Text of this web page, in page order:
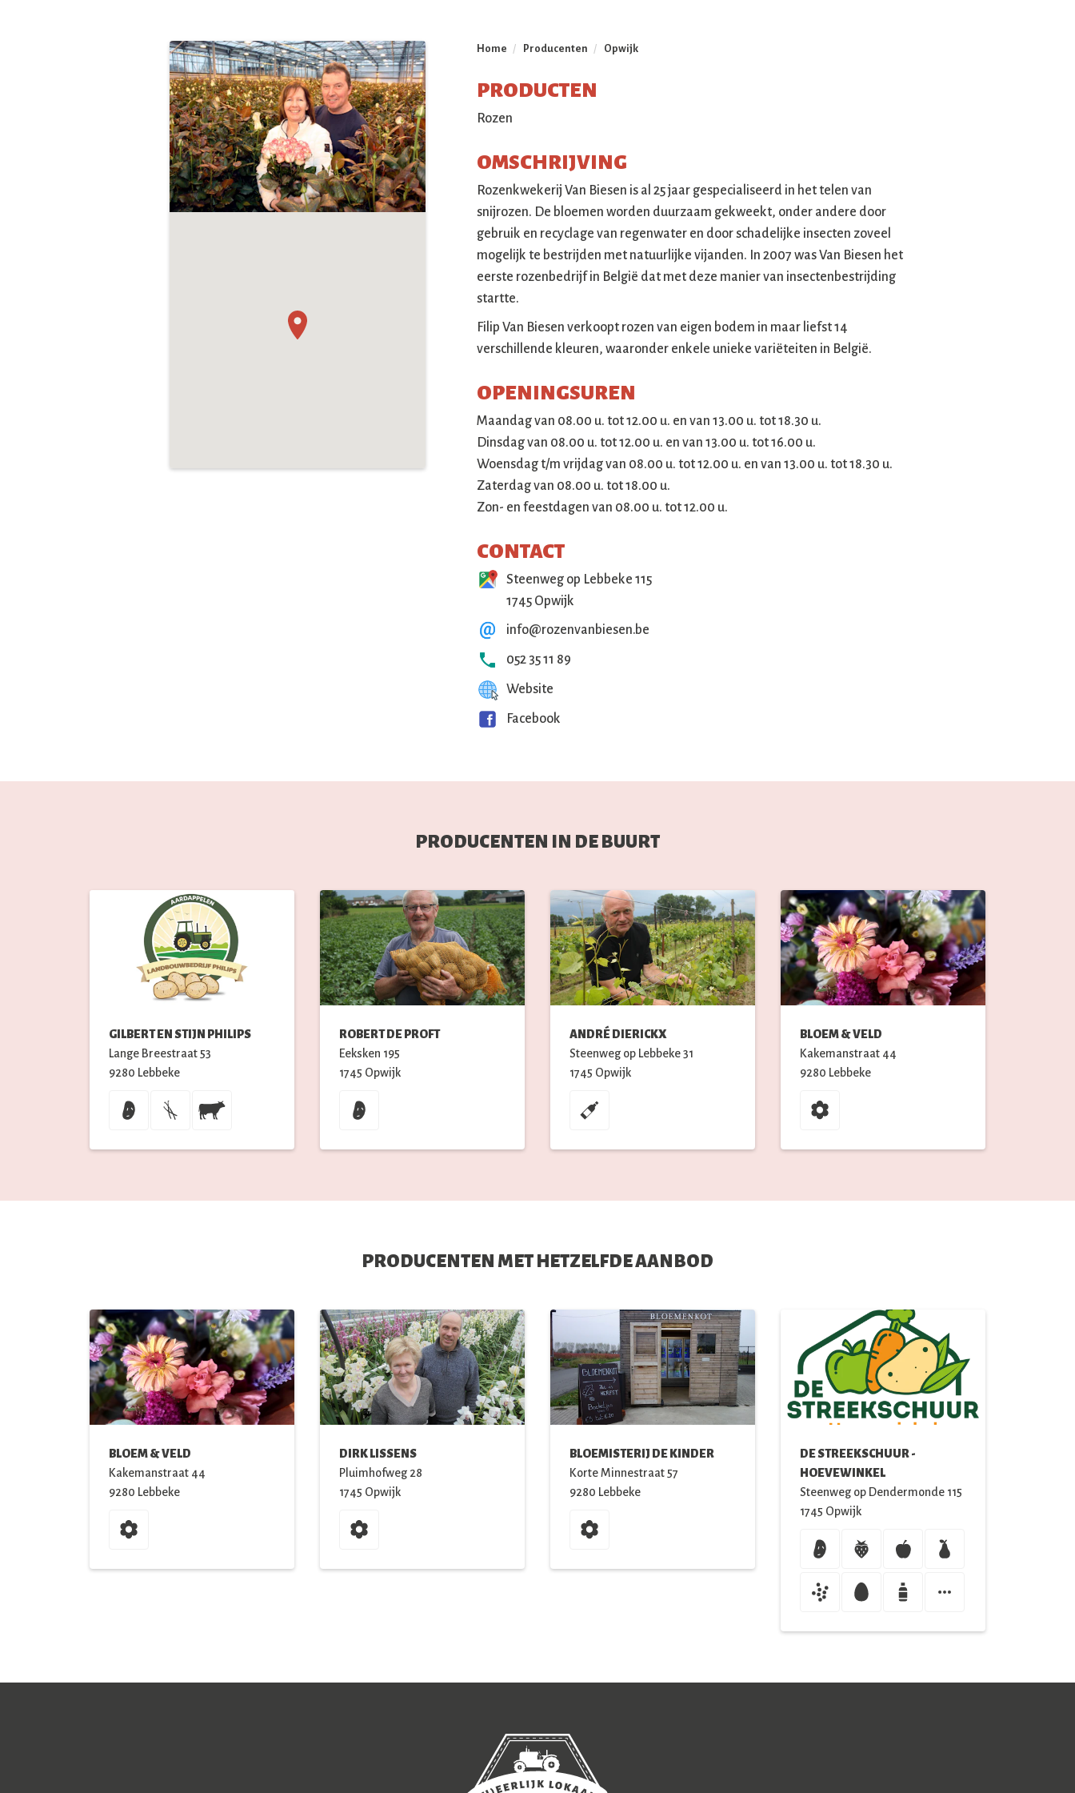
Home / Producenten / Opwijk
PRODUCTEN
Rozen
OMSCHRIJVING
Rozenkwekerij Van Biesen is al 25 jaar gespecialiseerd in het telen van
snijrozen. De bloemen worden duurzaam gekweekt, onder andere door
gebruik en recyclage van regenwater en door schadelijke insecten zoveel
mogelijk te bestrijden met natuurlijke vijanden. In 2007 was Van Biesen het
eerste rozenbedrijf in België dat met deze manier van insectenbestrijding
startte.
Filip Van Biesen verkoopt rozen van eigen bodem in maar liefst 14
verschillende kleuren, waaronder enkele unieke variëteiten in België.
OPENINGSUREN
Maandag van 08.00 u. tot 12.00 u. en van 13.00 u. tot 18.30 u.
Dinsdag van 08.00 u. tot 12.00 u. en van 13.00 u. tot 16.00 u.
Woensdag t/m vrijdag van 08.00 u. tot 12.00 u. en van 13.00 u. tot 18.30 u.
Zaterdag van 08.00 u. tot 18.00 u.
Zon- en feestdagen van 08.00 u. tot 12.00 u.
CONTACT
Steenweg op Lebbeke 115
1745 Opwijk
info@rozenvanbiesen.be
052 35 11 89
Website
Facebook
PRODUCENTEN IN DE BUURT
GILBERT EN STIJN PHILIPS
Lange Breestraat53
9280 Lebbeke
ROBERT DE PROFT
Eeksken 195
1745 Opwijk
ANDRÉ DIERICKX
Steenweg op Lebbeke31
1745 Opwijk
BLOEM & VELD
Kakemanstraat 44
9280 Lebbeke
PRODUCENTEN MET HETZELFDE AANBOD
BLOEM & VELD
Kakemanstraat 44
9280 Lebbeke
DIRK LISSENS
Pluimhofweg 28
1745 Opwijk
BLOEMISTERIJ DE KINDER
Korte Minnestraat57
9280 Lebbeke
DE STREEKSCHUUR -
HOEVEWINKEL
Steenweg op Dendermonde 115
1745 Opwijk